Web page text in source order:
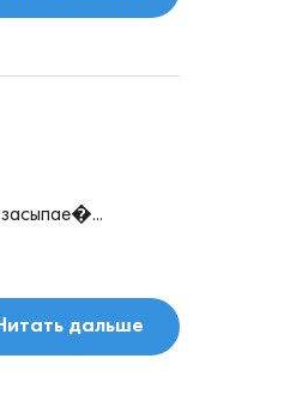
засыпае�...
дальше